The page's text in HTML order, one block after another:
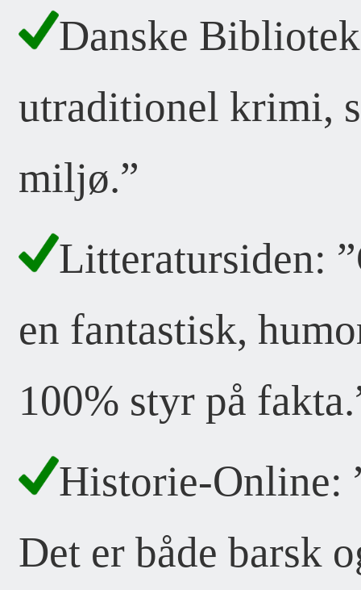
Danske
utraditionel krimi,
miljø.”
Litteratursiden:
en fantastisk,
100% styr på
Historie-Online:
Det er både barsk